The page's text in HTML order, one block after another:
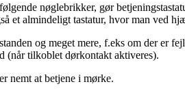
nøglebrikker, gør
et almindeligt tastatur, hvor man ved
og meget mere, f.eks om der er
(når tilkoblet dørkontakt aktiveres).
nemt at betjene i mørke.